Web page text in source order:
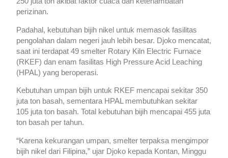
perizinan.
Padahal, kebutuhan bijih nikel untuk memasok fasilitas
pengolahan dalam negeri jauh lebih besar. Djoko mencatat,
saat ini terdapat 49 smelter Rotary Kiln Electric Furnace
(RKEF) dan enam fasilitas High Pressure Acid Leaching
(HPAL) yang beroperasi.
Kebutuhan umpan bijih untuk RKEF mencapai sekitar 350
juta ton basah, sementara HPAL membutuhkan sekitar
105 juta ton basah. Total kebutuhan bijih mencapai 455 juta
ton basah per tahun.
“Karena kekurangan umpan, smelter terpaksa mengimpor
bijih nikel dari Filipina,” ujar Djoko kepada Kontan, Minggu